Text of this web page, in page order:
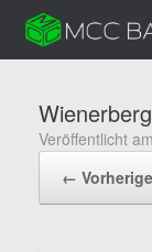
Inhalt
springen
Veröffentlicht am
←